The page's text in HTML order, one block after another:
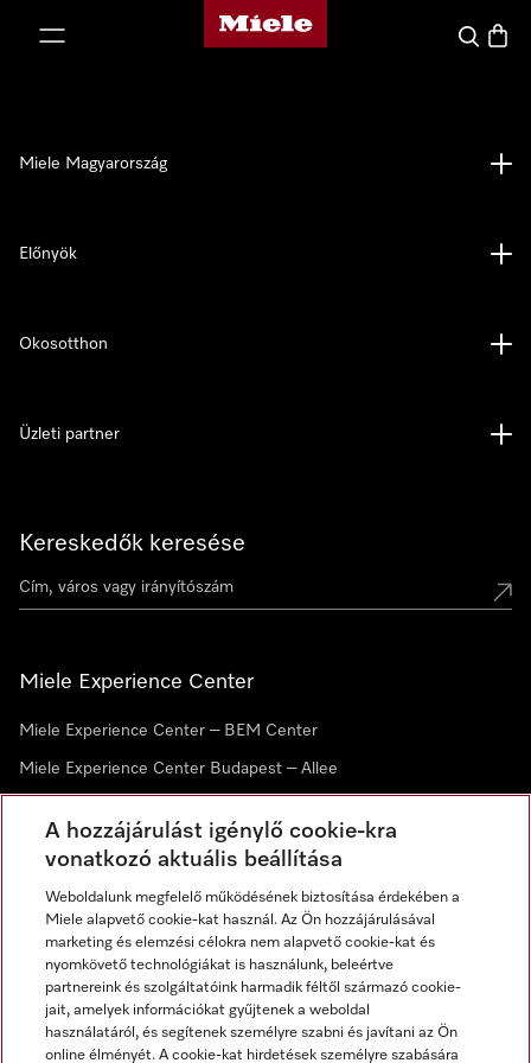
Miele honlapja
Kereses
Kereskedők keresése
Miele Experience Center
Miele Experience Center – BEM Center
Miele Experience Center Budapest – Allee
Hírlevél
Miele Magyarország
Előnyök
Okosotthon
Üzleti partner
A hozzájárulást igénylő cookie-kra
vonatkozó aktuális beállítása
Weboldalunk megfelelő működésének biztosítása érdekében a
Miele alapvető cookie-kat használ. Az Ön hozzájárulásával
marketing és elemzési célokra nem alapvető cookie-kat és
nyomkövető technológiákat is használunk, beleértve
partnereink és szolgáltatóink harmadik féltől származó cookie-
jait, amelyek információkat gyűjtenek a weboldal
használatáról, és segítenek személyre szabni és javítani az Ön
online élményét. A cookie-kat hirdetések személyre szabására